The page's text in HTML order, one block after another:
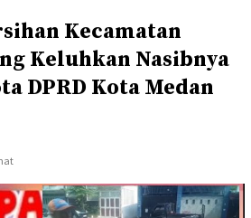
Kecamatan
Keluhkan Nasibnya
DPRD Kota Medan